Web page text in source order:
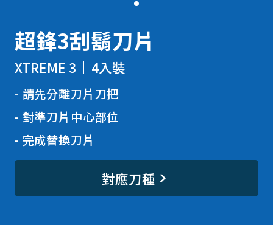
超鋒3刮鬍刀片
XTREME 3 4入裝
請先分離刀片刀把
對準刀片中心部位
完成替換刀片
對應刀種